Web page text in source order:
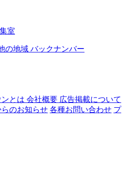
の地域 バックナンバー
とは 会社概要 広告掲載について
のお知らせ 各種お問い合わせ プ